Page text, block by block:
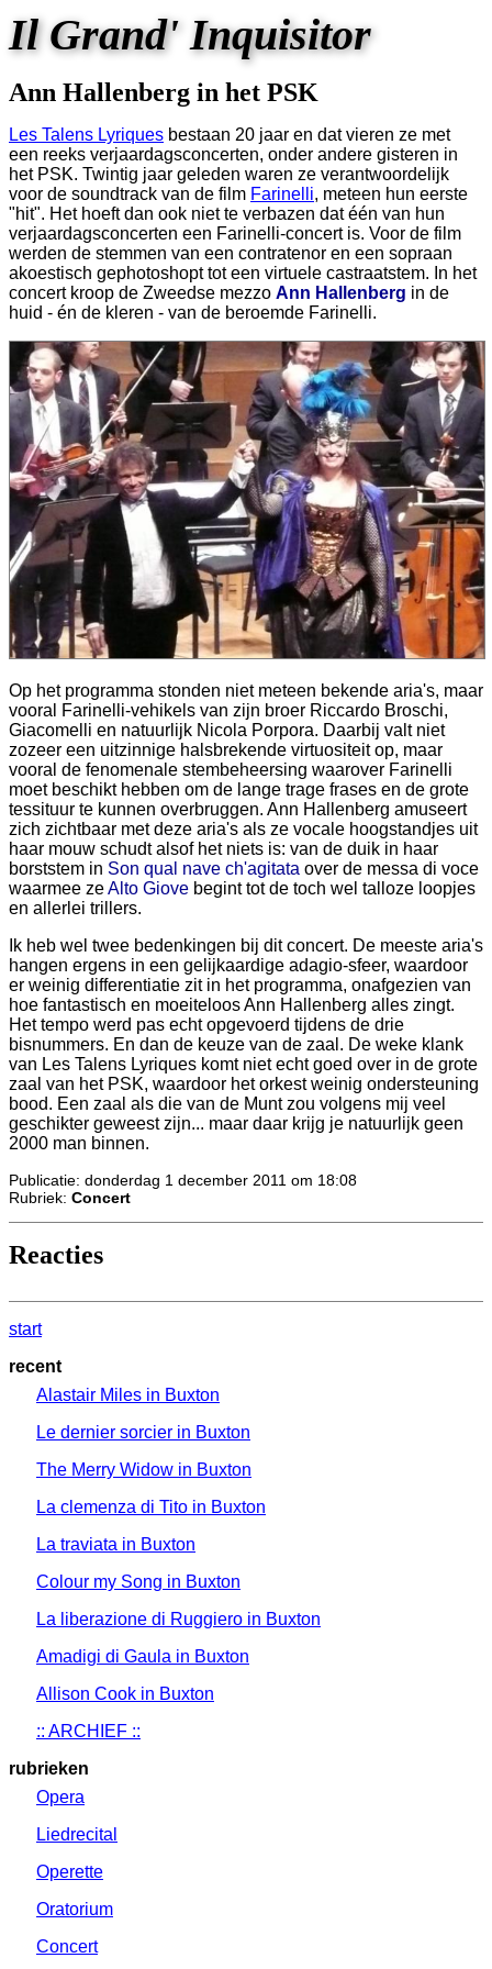
Il Grand' Inquisitor
Ann Hallenberg in het PSK
Les Talens Lyriques bestaan 20 jaar en dat vieren ze met
een reeks verjaardagsconcerten, onder andere gisteren in
het PSK. Twintig jaar geleden waren ze verantwoordelijk
voor de soundtrack van de film Farinelli, meteen hun eerste
"hit". Het hoeft dan ook niet te verbazen dat één van hun
verjaardagsconcerten een Farinelli-concert is. Voor de film
werden de stemmen van een contratenor en een sopraan
akoestisch gephotoshopt tot een virtuele castraatstem. In het
concert kroop de Zweedse mezzo Ann Hallenberg in de
huid - én de kleren - van de beroemde Farinelli.
Op het programma stonden niet meteen bekende aria's, maar
vooral Farinelli-vehikels van zijn broer Riccardo Broschi,
Giacomelli en natuurlijk Nicola Porpora. Daarbij valt niet
zozeer een uitzinnige halsbrekende virtuositeit op, maar
vooral de fenomenale stembeheersing waarover Farinelli
moet beschikt hebben om de lange trage frases en de grote
tessituur te kunnen overbruggen. Ann Hallenberg amuseert
zich zichtbaar met deze aria's als ze vocale hoogstandjes uit
haar mouw schudt alsof het niets is: van de duik in haar
borststem in Son qual nave ch'agitata over de messa di voce
waarmee zeAlto Giove begint tot de toch wel talloze loopjes
en allerlei trillers.
Ik heb wel twee bedenkingen bij dit concert. De meeste aria's
hangen ergens in een gelijkaardige adagio-sfeer, waardoor
er weinig differentiatie zit in het programma, onafgezien van
hoe fantastisch en moeiteloos Ann Hallenberg alles zingt.
Het tempo werd pas echt opgevoerd tijdens de drie
bisnummers. En dan de keuze van de zaal. De weke klank
van Les Talens Lyriques komt niet echt goed over in de grote
zaal van het PSK, waardoor het orkest weinig ondersteuning
bood. Een zaal als die van de Munt zou volgens mij veel
geschikter geweest zijn... maar daar krijg je natuurlijk geen
2000 man binnen.
Publicatie: donderdag 1 december 2011 om 18:08
Rubriek: Concert
Reacties
start
recent
Alastair Miles in Buxton
Le dernier sorcier in Buxton
The Merry Widow in Buxton
La clemenza di Tito in Buxton
La traviata in Buxton
Colour my Song in Buxton
La liberazione di Ruggiero in Buxton
Amadigi di Gaula in Buxton
Allison Cook in Buxton
:: ARCHIEF ::
rubrieken
Opera
Liedrecital
Operette
Oratorium
Concert